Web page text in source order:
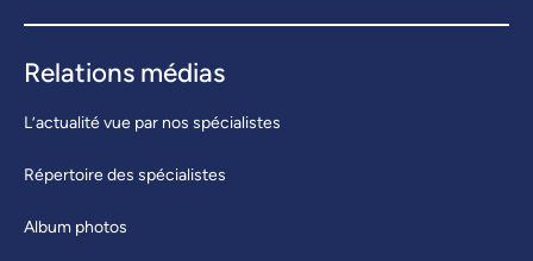
Relations médias
L’actualité vue par nos spécialistes
Répertoire des spécialistes
Album photos